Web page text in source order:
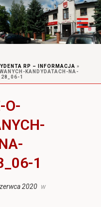
RP – INFORMACJA »
KANDYDATACH-NA-
1
O-
1
2020 w